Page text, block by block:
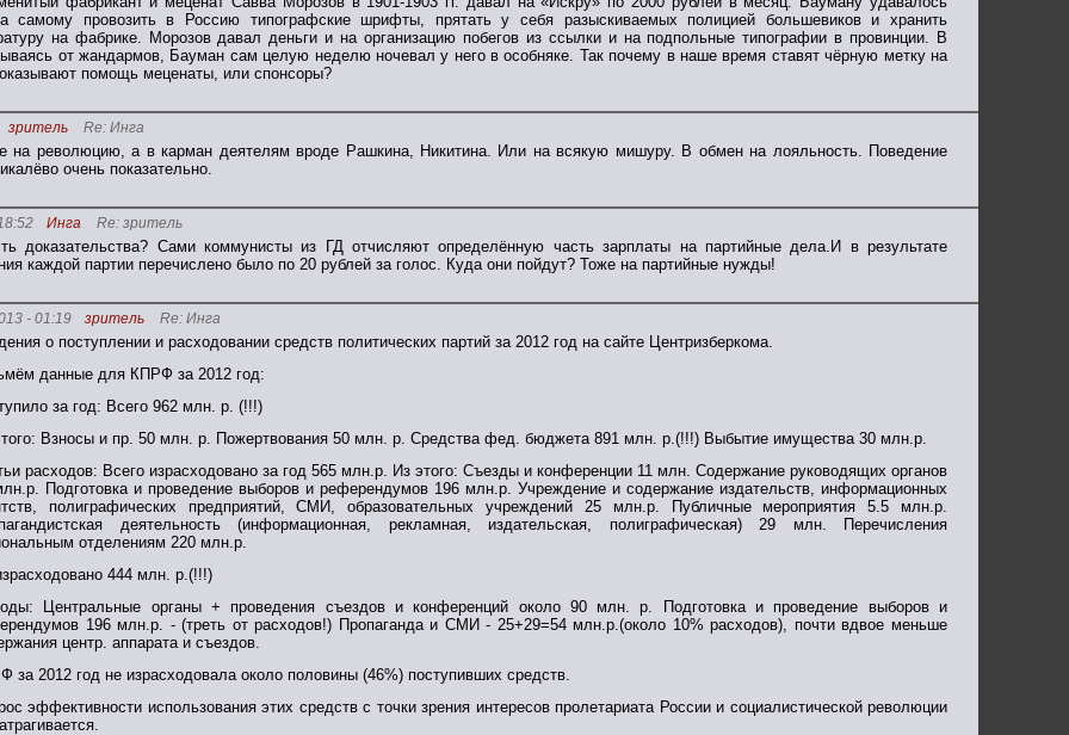
самому провозить в Россию типографские шрифты, прятать у себя разыскиваемых полицией большевиков и хранить
на фабрике. Морозов давал деньги и на организацию побегов из ссылки и на подпольные типографии в провинции. В
от жандармов, Бауман сам целую неделю ночевал у него в особняке. Так почему в наше время ставят чёрную метку на
помощь меценаты, или спонсоры?
зритель Re: Инга
на революцию, а в карман деятелям вроде Рашкина, Никитина. Или на всякую мишуру. В обмен на лояльность. Поведение
очень показательно.
Инга Re: зритель
доказательства? Сами коммунисты из ГД отчисляют определённую часть зарплаты на партийные дела.И в результате
каждой партии перечислено было по 20 рублей за голос. Куда они пойдут? Тоже на партийные нужды!
- 01:19 зритель Re: Инга
о поступлении и расходовании средств политических партий за 2012 год на сайте Центризберкома.
данные для КПРФ за 2012 год:
за год: Всего 962 млн. р. (!!!)
Взносы и пр. 50 млн. р. Пожертвования 50 млн. р. Средства фед. бюджета 891 млн. р.(!!!) Выбытие имущества 30 млн.р.
расходов: Всего израсходовано за год 565 млн.р. Из этого: Съезды и конференции 11 млн. Содержание руководящих органов
Подготовка и проведение выборов и референдумов 196 млн.р. Учреждение и содержание издательств, информационных
полиграфических предприятий, СМИ, образовательных учреждений 25 млн.р. Публичные мероприятия 5.5 млн.р.
деятельность (информационная, рекламная, издательская, полиграфическая) 29 млн. Перечисления
отделениям 220 млн.р.
444 млн. р.(!!!)
Центральные органы + проведения съездов и конференций около 90 млн. р. Подготовка и проведение выборов и
196 млн.р. - (треть от расходов!) Пропаганда и СМИ - 25+29=54 млн.р.(около 10% расходов), почти вдвое меньше
центр. аппарата и съездов.
за 2012 год не израсходовала около половины (46%) поступивших средств.
эффективности использования этих средств с точки зрения интересов пролетариата России и социалистической революции